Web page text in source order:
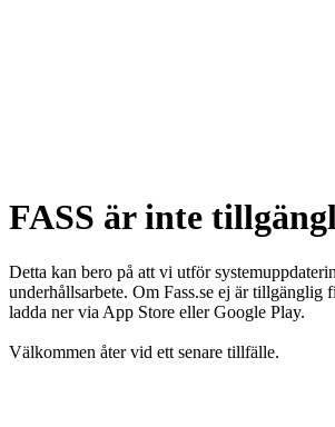
FASS är inte
Detta kan bero på att vi utför
underhållsarbete. Om Fass.se ej är tillgänglig
ladda ner via App Store eller Google Play.
Välkommen åter vid ett senare tillfälle.